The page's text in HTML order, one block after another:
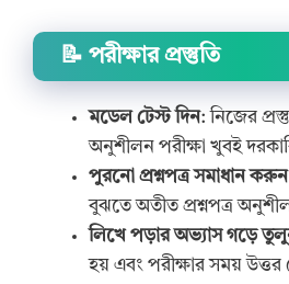
📝 পরীক্ষার প্রস্তুতি
মডেল টেস্ট দিন: নিজের
অনুশীলন পরীক্ষা খুবই
পুরনো প্রশ্নপত্র সমাধান করুন
বুঝতে অতীত প্রশ্নপত্র
লিখে পড়ার অভ্যাস গড়ে
হয় এবং পরীক্ষার সময়